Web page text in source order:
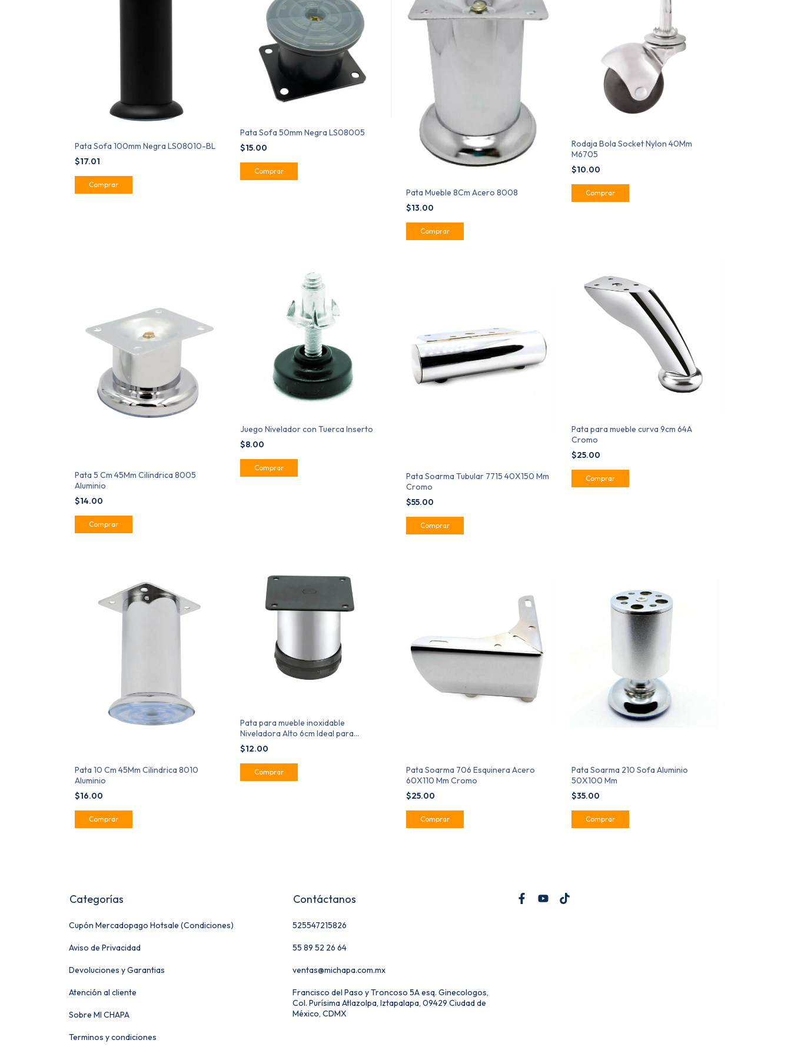
Pata Sofa 100mm Negra LS08010-BL
$17.01
Pata Sofa 50mm Negra LS08005
$15.00
Pata Mueble 8Cm Acero 8008
$13.00
Rodaja Bola Socket Nylon 40Mm
M6705
$10.00
Pata 5 Cm 45Mm Cilindrica 8005
Aluminio
$14.00
Juego Nivelador con Tuerca Inserto
$8.00
Pata Soarma Tubular 7715 40X150 Mm
Cromo
$55.00
Pata para mueble curva 9cm 64A
Cromo
$25.00
Pata 10 Cm 45Mm Cilindrica 8010
Aluminio
$16.00
Pata para mueble inoxidable
Niveladora Alto 6cm Ideal para
muebles LI01706-BSN
$12.00
Pata Soarma 706 Esquinera Acero
60X110 Mm Cromo
$25.00
Pata Soarma 210 Sofa Aluminio
50X100 Mm
$35.00
Categorías
Cupón Mercadopago Hotsale (Condiciones)
Aviso de Privacidad
Devoluciones y Garantias
Atención al cliente
Sobre MI CHAPA
Terminos y condiciones
Contáctanos
525547215826
55 89 52 26 64
ventas@michapa.com.mx
Francisco del Paso y Troncoso 5A esq. Ginecologos,
Col. Purísima Atlazolpa, Iztapalapa, 09429 Ciudad de
México, CDMX